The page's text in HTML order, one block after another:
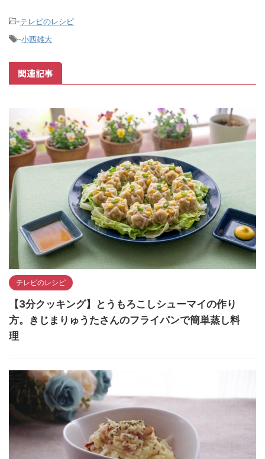
-テレビのレシピ
-小西雄大
関連記事
テレビのレシピ
【3分クッキング】とうもろこしシューマイの作り
方。きじまりゅうたさんのフライパンで簡単蒸し料
理